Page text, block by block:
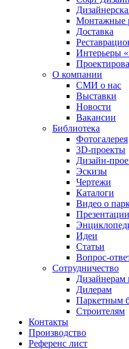
Монтажные
Доставка
Интерьеры
О компании
СМИ о нас
Выставки
Новости
Вакансии
Библиотека
Фотогалерея
3D-проекты
Дизайн-
Эскизы
Чертежи
Каталоги
Видео о
Презентации
Идеи
Статьи
Вопрос-
Сотрудничество
Дизайнерам
Дилерам
Паркетным
Строителям
Контакты
Производство
Референс лист